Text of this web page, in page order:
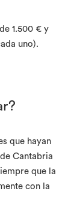
1.500 € y
uno).
que hayan
Cantabria
que la
con la